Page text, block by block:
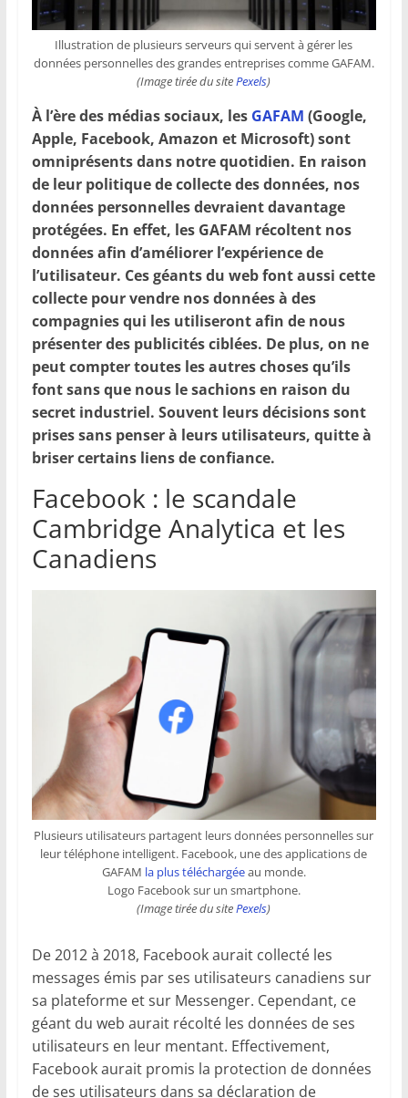
Illustration de plusieurs serveurs qui servent à gérer les
données personnelles des grandes entreprises comme GAFAM.
(Image tirée du sitePexels)
À l’ère des médias sociaux, lesGAFAM (Google,
Apple, Facebook, Amazon et Microsoft) sont
omniprésents dans notre quotidien. En raison
de leur politique de collecte des données, nos
données personnelles devraient davantage
protégées. En effet, les GAFAM récoltent nos
données afin d’améliorer l’expérience de
l’utilisateur. Ces géants du web font aussi cette
collecte pour vendre nos données à des
compagnies qui les utiliseront afin de nous
présenter des publicités ciblées. De plus, on ne
peut compter toutes les autres choses qu’ils
font sans que nous le sachions en raison du
secret industriel. Souvent leurs décisions sont
prises sans penser à leurs utilisateurs, quitte à
briser certains liens de confiance.
Facebook : le scandale
Cambridge Analytica et les
Canadiens
Plusieurs utilisateurs partagent leurs données personnelles sur
leur téléphone intelligent. Facebook, une des applications de
GAFAM la plus téléchargéeau monde.
Logo Facebook sur un smartphone.
(Image tirée du sitePexels)
De 2012 à 2018, Facebook aurait collecté les
messages émis par ses utilisateurs canadiens sur
sa plateforme et sur Messenger. Cependant, ce
géant du web aurait récolté les données de ses
utilisateurs en leur mentant. Effectivement,
Facebook aurait promis la protection de données
de ses utilisateurs dans sa déclaration de